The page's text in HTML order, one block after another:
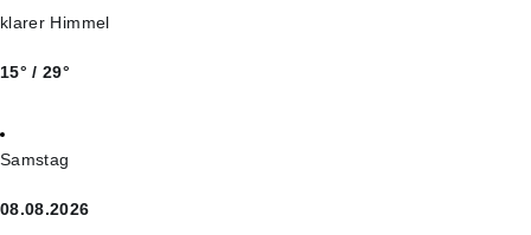
klarer Himmel
15° / 29°
Samstag
08.08.2026